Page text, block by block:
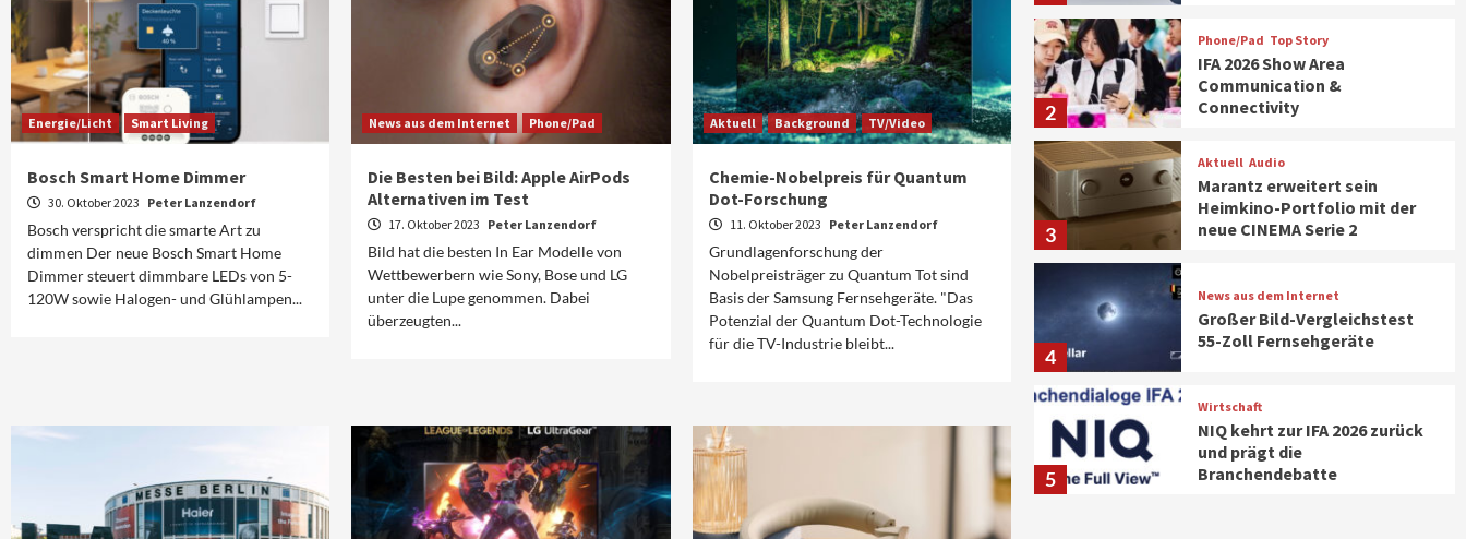
Energie/Licht Smart Living
Bosch Smart Home Dimmer
30. Oktober 2023 Peter Lanzendorf
Bosch verspricht die smarte Art zu
dimmen Der neue Bosch Smart Home
Dimmer steuert dimmbare LEDs von 5-
120W sowie Halogen- und Glühlampen...
News aus dem Internet Phone/Pad
Die Besten bei Bild: Apple AirPods
Alternativen im Test
17. Oktober 2023 Peter Lanzendorf
Bild hat die besten In Ear Modelle von
Wettbewerbern wie Sony, Bose und LG
unter die Lupe genommen. Dabei
überzeugten...
Aktuell Background TV/Video
Chemie-Nobelpreis für Quantum
Dot-Forschung
11. Oktober 2023 Peter Lanzendorf
Grundlagenforschung der
Nobelpreisträger zu Quantum Tot sind
Basis der Samsung Fernsehgeräte. "Das
Potenzial der Quantum Dot-Technologie
für die TV-Industrie bleibt...
2
Phone/Pad Top Story
IFA 2026 Show Area
Communication &
Connectivity
3
Aktuell Audio
Marantz erweitert sein
Heimkino-Portfolio mit der
neue CINEMA Serie 2
4
News aus dem Internet
Großer Bild-Vergleichstest
55-Zoll Fernsehgeräte
5
Wirtschaft
NIQ kehrt zur IFA 2026 zurück
und prägt die
Branchendebatte